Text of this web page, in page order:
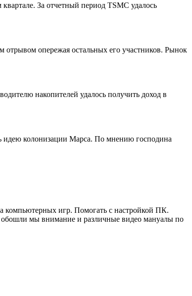
За отчетный период TSMC удалось
отрывом опережая остальных его участников. Рынок
накопителей удалось получить доход в
идею колонизации Марса. По мнению господина
компьютерных игр. Помогать с настройкой ПК.
обошли мы внимание и различные видео мануалы по